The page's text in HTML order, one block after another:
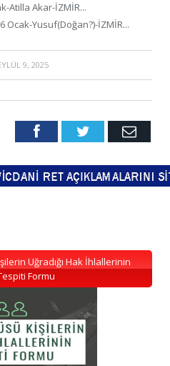
Atilla Akar-İZMİR...
Ocak-Yusuf(Doğan?)-İZMİR...
9, 2025
FacebookTwitter Email
Uğradığı Hak İhlallerinin
Formu